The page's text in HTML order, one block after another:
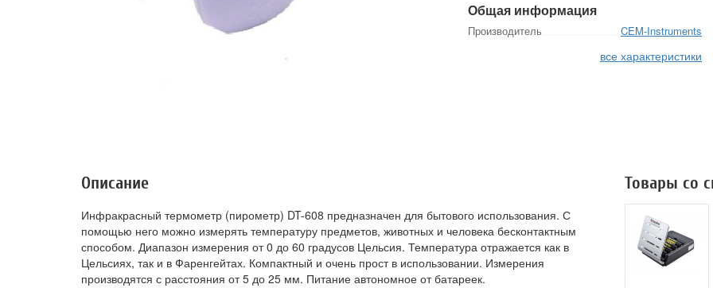
Общая информация
Производитель CEM-Instruments
все характеристики
Описание
Инфракрасный термометр (пирометр) DT-608 предназначен для бытового использования. С
помощью него можно измерять температуру предметов, животных и человека бесконтактным
способом. Диапазон измерения от 0 до 60 градусов Цельсия. Температура отражается как в
Цельсиях, так и в Фаренгейтах. Компактный и очень прост в использовании. Измерения
производятся с расстояния от 5 до 25 мм. Питание автономное от батареек.
Товары со